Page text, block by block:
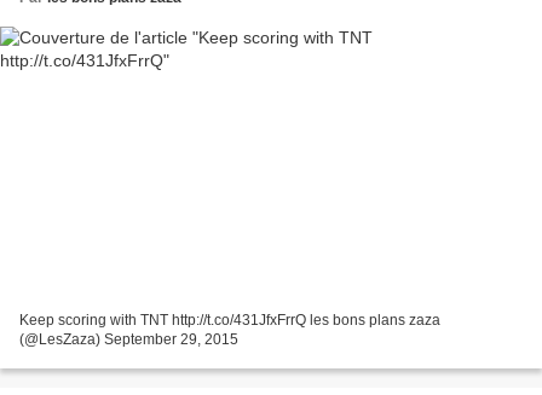
Keep scoring with TNT http://t.co/431JfxFrrQ les bons plans zaza
(@LesZaza) September 29, 2015